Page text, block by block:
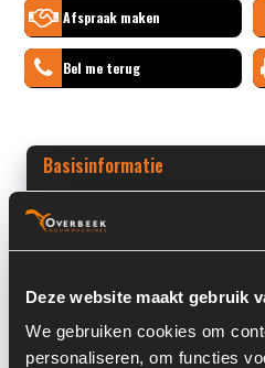
Deze website maakt gebruik
We gebruiken cookies om
personaliseren, om functies
Afspraak maken
Bel me terug
Basisinformatie
Voorraad nummer:
Machine Type:
Onderdeel Merk: